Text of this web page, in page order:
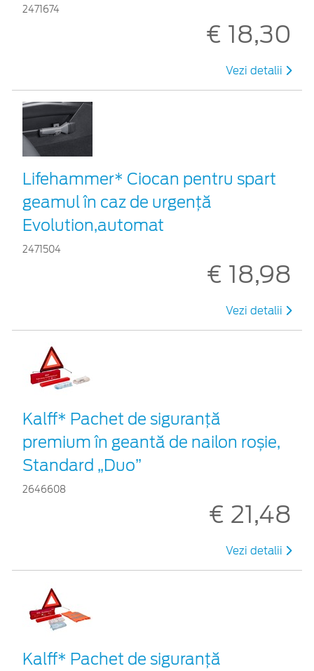
2471674
€ 18,30
Vezi detalii
Lifehammer* Ciocan pentru spart
geamul în caz de urgenţă
Evolution,automat
2471504
€ 18,98
Vezi detalii
Kalff* Pachet de siguranţă
premium în geantă de nailon roșie,
Standard „Duo”
2646608
€ 21,48
Vezi detalii
Kalff* Pachet de siguranţă